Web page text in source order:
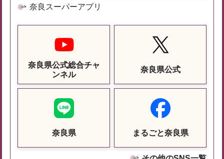
奈良スーパーアプリ
奈良県公式総合チャ
ンネル
奈良県公式
奈良県 まるごと奈良県